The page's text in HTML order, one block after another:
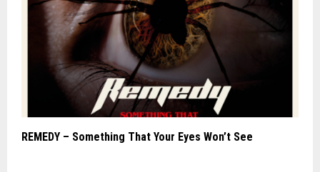
REMEDY – Something That Your Eyes Won’t See